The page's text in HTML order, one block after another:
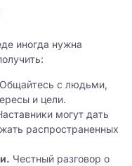
иногда нужна
Общайтесь с людьми,
и цели.
могут дать
распространенных
Честный разговор о